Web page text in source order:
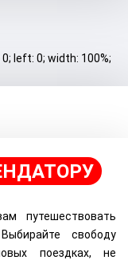
left: 0; width: 100%;
путешествовать
свободу
поездках, не